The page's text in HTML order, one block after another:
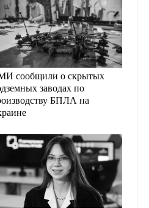
сообщили о скрытых
заводах по
БПЛА на